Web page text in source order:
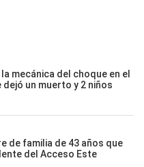
mecánica del choque en el
un muerto y 2 niños
de familia de 43 años que
del Acceso Este